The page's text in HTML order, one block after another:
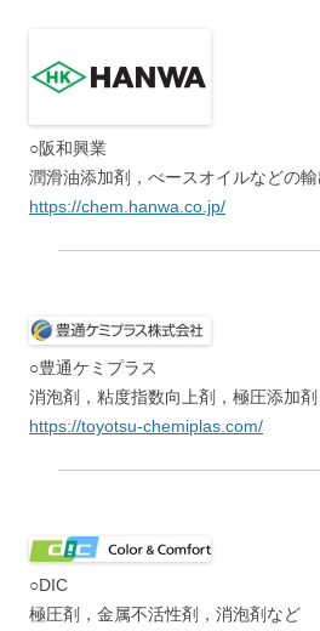
○阪和興業
潤滑油添加剤，べースオイルなどの
https://chem.hanwa.co.jp/
○豊通ケミプラス
消泡剤，粘度指数向上剤，極圧添加
https://toyotsu-chemiplas.com/
○DIC
極圧剤，金属不活性剤，消泡剤など